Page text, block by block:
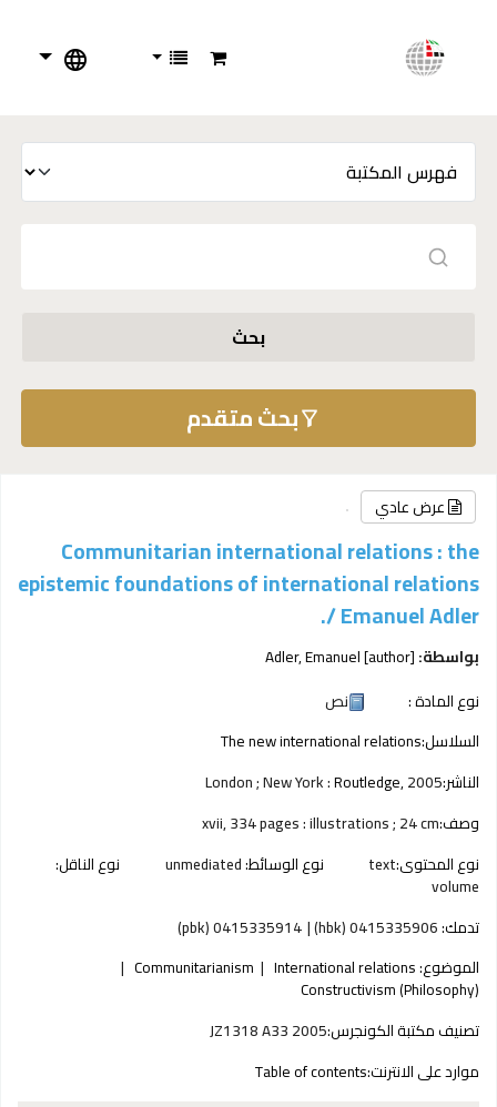
بحث
بحث متقدم
عرض عادي
Communitarian international relations : the
epistemic foundations of international relations
/Emanuel Adler.
بواسطة: Adler, Emanuel[author]
نوع المادة :
نص
السلاسل:The new international relations
الناشر:
London ; New York :Routledge,2005
وصف:xvii, 334 pages : illustrations ; 24 cm
نوع المحتوى:text نوع الوسائط:unmediated نوع الناقل:
volume
تدمك:0415335906 (hbk)
0415335914 (pbk)
الموضوع:International relations
Communitarianism
Constructivism (Philosophy)
تصنيف مكتبة الكونجرس:JZ1318 A33 2005
موارد على الانترنت:Table of contents